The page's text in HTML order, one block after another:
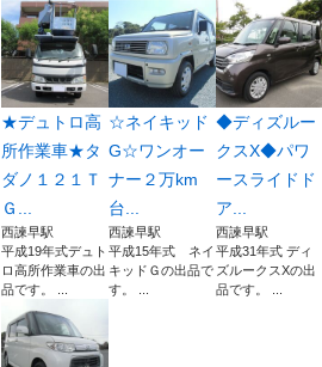
★デュトロ高
所作業車★タ
ダノ１２１Ｔ
Ｇ...
西諫早駅
平成19年式デュト
ロ高所作業車の出
品です。 ...
☆ネイキッド
G☆ワンオー
ナー２万km
台...
西諫早駅
平成15年式 ネイ
キッドＧの出品で
す。 ...
◆ディズルー
クスX◆パワ
ースライドド
ア...
西諫早駅
平成31年式 ディ
ズルークスXの出
品です。 ...